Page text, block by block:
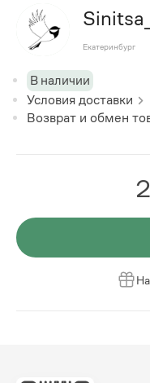
Екатеринбург
В наличии
Условия доставки
Возврат и обмен